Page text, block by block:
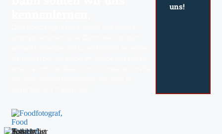
uns!